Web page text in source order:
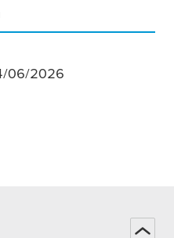
06/2026